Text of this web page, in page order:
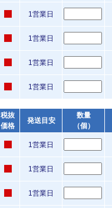
1営業日
1営業日
1営業日
1営業日
税抜
価格
発送目安
数量
（個）
1営業日
1営業日
1営業日